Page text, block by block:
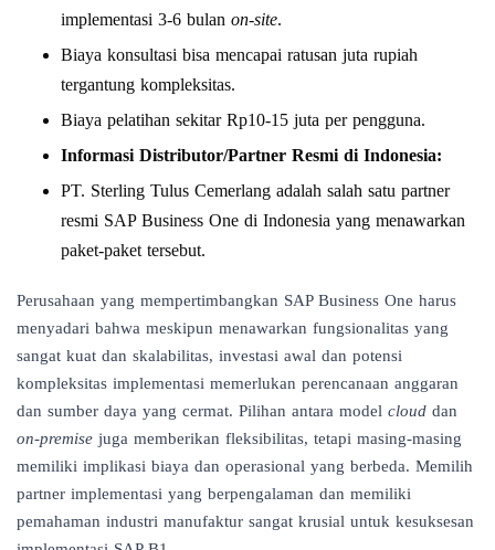
implementasi 3-6 bulan on-site.
Biaya konsultasi bisa mencapai ratusan juta rupiah
tergantung kompleksitas.
Biaya pelatihan sekitar Rp10-15 juta per pengguna.
Informasi Distributor/Partner Resmi di Indonesia:
PT. Sterling Tulus Cemerlang adalah salah satu partner
resmi SAP Business One di Indonesia yang menawarkan
paket-paket tersebut.
Perusahaan yang mempertimbangkan SAP Business One harus
menyadari bahwa meskipun menawarkan fungsionalitas yang
sangat kuat dan skalabilitas, investasi awal dan potensi
kompleksitas implementasi memerlukan perencanaan anggaran
dan sumber daya yang cermat. Pilihan antara model cloud dan
on-premise juga memberikan fleksibilitas, tetapi masing-masing
memiliki implikasi biaya dan operasional yang berbeda. Memilih
partner implementasi yang berpengalaman dan memiliki
pemahaman industri manufaktur sangat krusial untuk kesuksesan